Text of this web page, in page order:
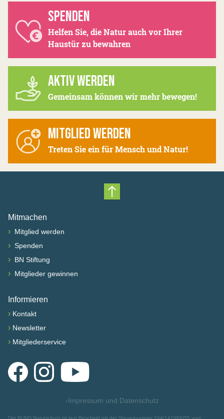
SPENDEN
Helfen Sie, die Natur auch vor Ihrer
Haustür zu bewahren
AKTIV WERDEN
Gemeinsam können wir mehr bewegen!
MITGLIED WERDEN
Treten Sie ein für Mensch und Natur!
Nach oben scrollen
Mitmachen
› Mitglied werden
› Spenden
› BN Stiftung
› Mitglieder gewinnen
Informieren
› Kontakt
› Newsletter
› Mitgliederservice
FacebookInstagramYouTube
›Impressum und Datenschutz
Der BUND Naturschutz ist laut Bescheid mit der Steuernummer 244/147/80055 vom